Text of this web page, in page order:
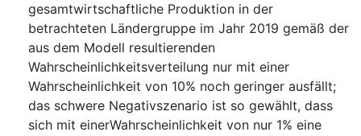
gesamtwirtschaftliche Produktion in der
betrachteten Ländergruppe im Jahr 2019 gemäß der
aus dem Modell resultierenden
Wahrscheinlichkeitsverteilung nur mit einer
Wahrscheinlichkeit von 10% noch geringer ausfällt;
das schwere Negativszenario ist so gewählt, dass
sich mit einerWahrscheinlichkeit von nur 1% eine